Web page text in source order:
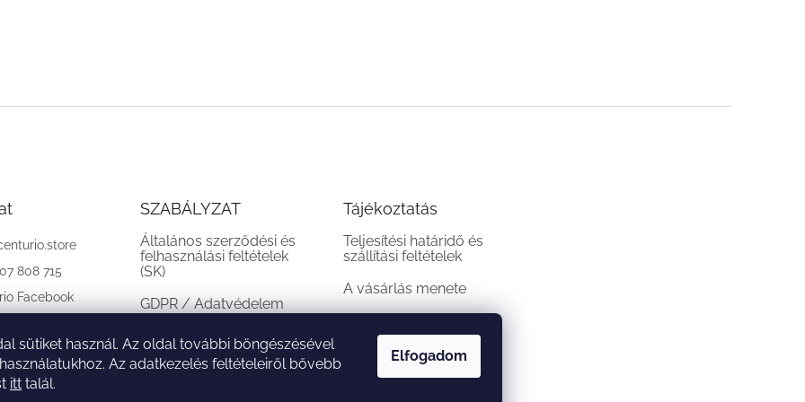
sütiket használ. Az oldal további böngészésével
Az adatkezelés feltételeiről bővebb
itt talál.
Elfogadom
808 715
Facebook
SZABÁLYZAT
Általános szerződési és
felhasználási feltételek
(SK)
GDPR / Adatvédelem
(SK)
Reklamációs feltételek
(SK)
Tájékoztatás
Teljesítési határidő és
szállítási feltételek
A vásárlás menete